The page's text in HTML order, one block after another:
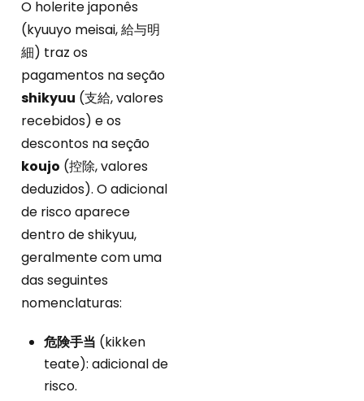
O holerite japonês
(kyuuyo meisai, 給与明
細) traz os
pagamentos na seção
shikyuu (支給, valores
recebidos) e os
descontos na seção
koujo (控除, valores
deduzidos). O adicional
de risco aparece
dentro de shikyuu,
geralmente com uma
das seguintes
nomenclaturas:
危険手当 (kikken
teate): adicional de
risco.